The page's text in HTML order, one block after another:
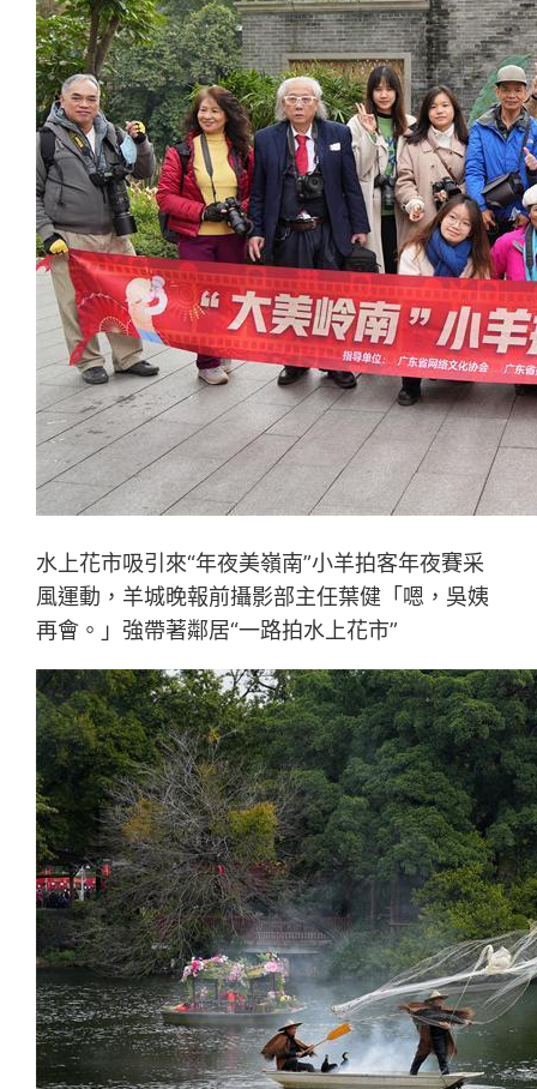
水上花市吸引來“年夜美嶺南”小羊拍客年夜賽采
風運動，羊城晚報前攝影部主任葉健「嗯，吳姨
再會。」強帶著鄰居“一路拍水上花市”